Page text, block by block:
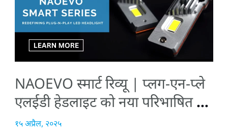
NAOEVO स्मार्ट रिव्यू | प्लग-एन-प्ले
एलईडी हेडलाइट को नया परिभाषित कर
ना
१५ अप्रैल, २०२५
प्लग-
हेडलाइट
को
नया
परिभाषित